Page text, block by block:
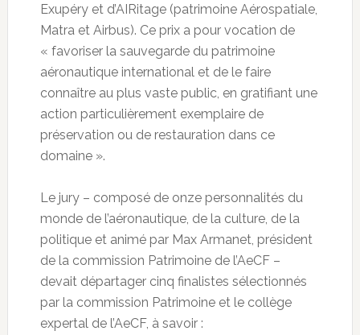
Exupéry et d’AIRitage (patrimoine Aérospatiale,
Matra et Airbus). Ce prix a pour vocation de
« favoriser la sauvegarde du patrimoine
aéronautique international et de le faire
connaître au plus vaste public, en gratifiant une
action particulièrement exemplaire de
préservation ou de restauration dans ce
domaine ».
Le jury – composé de onze personnalités du
monde de l’aéronautique, de la culture, de la
politique et animé par Max Armanet, président
de la commission Patrimoine de l’AeCF –
devait départager cinq finalistes sélectionnés
par la commission Patrimoine et le collège
expertal de l’AeCF, à savoir :